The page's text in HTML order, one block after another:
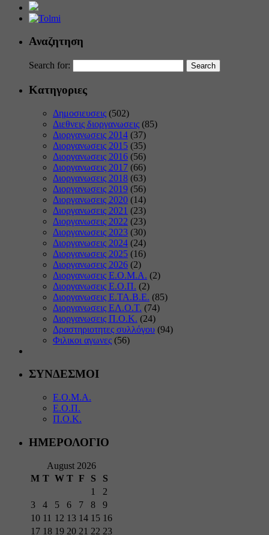
Αναζητηση
Search for:
Κατηγοριες
Δημοσιευσεις (502)
Διεθνεις διοργανωσεις (85)
Διοργανωσεις 2014 (37)
Διοργανωσεις 2015 (35)
Διοργανωσεις 2016 (56)
Διοργανωσεις 2017 (66)
Διοργανωσεις 2018 (63)
Διοργανωσεις 2019 (56)
Διοργανωσεις 2020 (14)
Διοργανωσεις 2021 (23)
Διοργανωσεις 2022 (23)
Διοργανωσεις 2023 (30)
Διοργανωσεις 2024 (24)
Διοργανωσεις 2025 (16)
Διοργανωσεις 2026 (2)
Διοργανωσεις Ε.Ο.Μ.Α. (2)
Διοργανωσεις Ε.Ο.Π. (2)
Διοργανωσεις Ε.ΤΑ.Β.Ε. (85)
Διοργανωσεις ΕΛ.Ο.Τ. (74)
Διοργανωσεις Π.Ο.Κ. (24)
Δραστηριοτητες συλλόγου (94)
Φιλικοι αγωνες (56)
ΣΥΝΔΕΣΜΟΙ
Ε.Ο.Μ.Α.
Ε.Ο.Π.
Π.Ο.Κ.
ΗΜΕΡΟΛΟΓΙΟ
August 2026
M T W T F S
S
1
2
3
4 5 6 7 8
9
10 11 12 13 14 15 16
17 18 19 20 21 22 23